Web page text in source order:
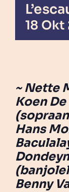
18
~ Nette
Koen
Hans
Benny